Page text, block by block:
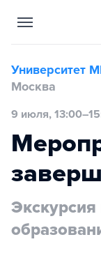
Университет
Москва
9 июля,
Экскурсия